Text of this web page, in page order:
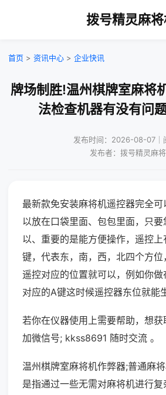
拨号精灵麻
首页 > 资讯中心 > 企业快讯
牌场制胜!温州棋牌室麻将
法检查机器有没有问
发布时间：2026-08-07｜
发布者：拨号精灵麻
最新款免安装麻将机遥控器完全
以放在口袋里面、包包里面，只
以、重要的是能方便操作，遥控
键，代表东，南，西，北四个方
遥控对应的位置就可以，例如你
对应的A键这时候遥控器东位就能
若你在仪器使用上需要帮助，想
加微信号; kkss8691 随时交流 。
温州棋牌室麻将机作弊器;普通麻
是指通过一些无需对麻将机进行